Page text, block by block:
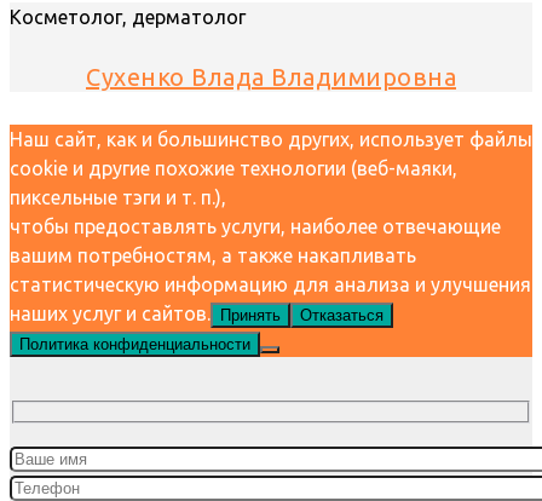
Косметолог, дерматолог
Сухенко Влада Владимировна
Наш сайт, как и большинство других, использует файлы
cookie и другие похожие технологии (веб-маяки,
пиксельные тэги и т. п.),
чтобы предоставлять услуги, наиболее отвечающие
вашим потребностям, а также накапливать
статистическую информацию для анализа и улучшения
наших услуг и сайтов.
Принять
Отказаться
Политика конфиденциальности